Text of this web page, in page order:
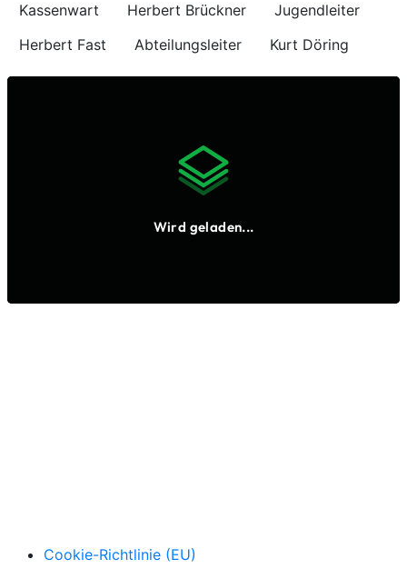
Kassenwart
Herbert Brückner
Jugendleiter
Herbert Fast
Abteilungsleiter Kurt Döring
Cookie-Richtlinie (EU)